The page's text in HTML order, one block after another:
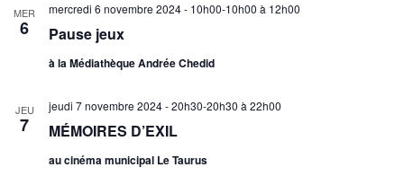
MER
6 Pause jeux
mercredi 6 novembre 2024 - 10h00-10h00 à 12h00
à la Médiathèque Andrée Chedid
JEU
7 MÉMOIRES D’EXIL
jeudi 7 novembre 2024 - 20h30-20h30 à 22h00
au cinéma municipal Le Taurus